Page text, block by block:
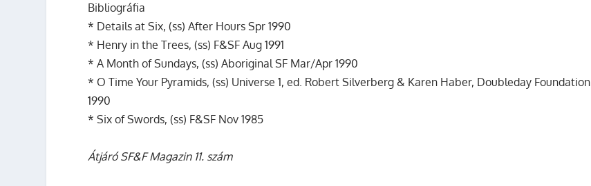
Bibliográfia
* Details at Six, (ss) After Hours Spr 1990
* Henry in the Trees, (ss) F&SF Aug 1991
* A Month of Sundays, (ss) Aboriginal SF Mar/Apr 1990
* O Time Your Pyramids, (ss) Universe 1, ed. Robert Silverberg & Karen Haber, Doubleday Foundation
1990
* Six of Swords, (ss) F&SF Nov 1985
Átjáró SF&F Magazin 11. szám